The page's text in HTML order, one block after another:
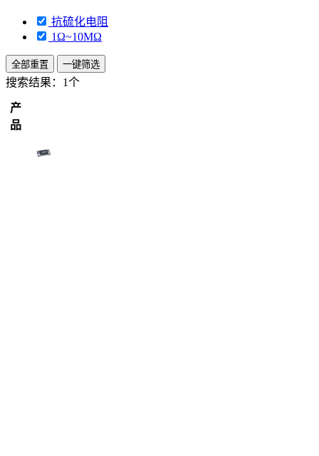
抗硫化电阻
1Ω~10MΩ
全部重置 一键筛选
搜索结果： 1个
产
品